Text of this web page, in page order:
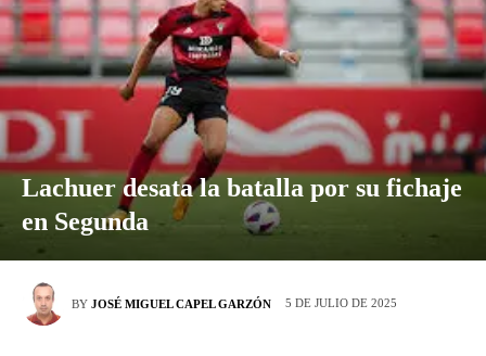
Lachuer desata la batalla por su fichaje
en Segunda
BY JOSÉ MIGUEL CAPEL GARZÓN 5 DE JULIO DE 2025